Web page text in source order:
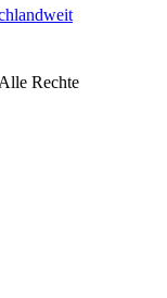
Rechte